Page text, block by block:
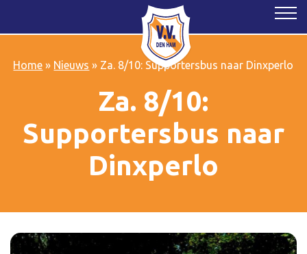
Home » Nieuws » Za. 8/10: Supportersbus naar Dinxperlo
Za. 8/10:
Supportersbus naar
Dinxperlo